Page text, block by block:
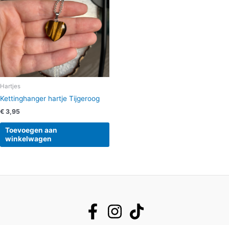
Hartjes
Kettinghanger hartje Tijgeroog
€ 3,95
Toevoegen aan
winkelwagen